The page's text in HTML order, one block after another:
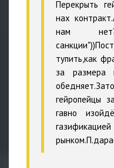
Перекрыть
нах
нам
тупить,как
за размера
гейропейцы
гавно